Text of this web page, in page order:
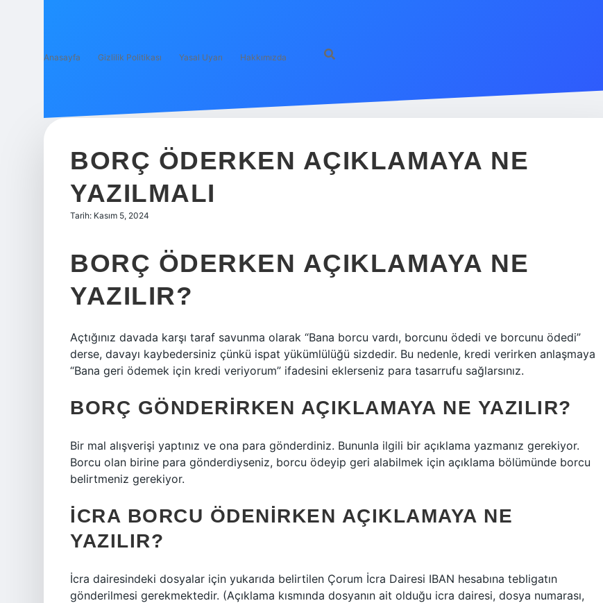
Anasayfa Gizlilik Politikası Yasal Uyarı Hakkımızda
BORÇ ÖDERKEN AÇIKLAMAYA NE
YAZILMALI
Tarih: Kasım 5, 2024
BORÇ ÖDERKEN AÇIKLAMAYA NE
YAZILIR?
Açtığınız davada karşı taraf savunma olarak “Bana borcu vardı, borcunu ödedi ve borcunu ödedi”
derse, davayı kaybedersiniz çünkü ispat yükümlülüğü sizdedir. Bu nedenle, kredi verirken anlaşmaya
“Bana geri ödemek için kredi veriyorum” ifadesini eklerseniz para tasarrufu sağlarsınız.
BORÇ GÖNDERIRKEN AÇIKLAMAYA NE YAZILIR?
Bir mal alışverişi yaptınız ve ona para gönderdiniz. Bununla ilgili bir açıklama yazmanız gerekiyor.
Borcu olan birine para gönderdiyseniz, borcu ödeyip geri alabilmek için açıklama bölümünde borcu
belirtmeniz gerekiyor.
İCRA BORCU ÖDENIRKEN AÇIKLAMAYA NE
YAZILIR?
İcra dairesindeki dosyalar için yukarıda belirtilen Çorum İcra Dairesi IBAN hesabına tebligatın
gönderilmesi gerekmektedir. (Açıklama kısmında dosyanın ait olduğu icra dairesi, dosya numarası,